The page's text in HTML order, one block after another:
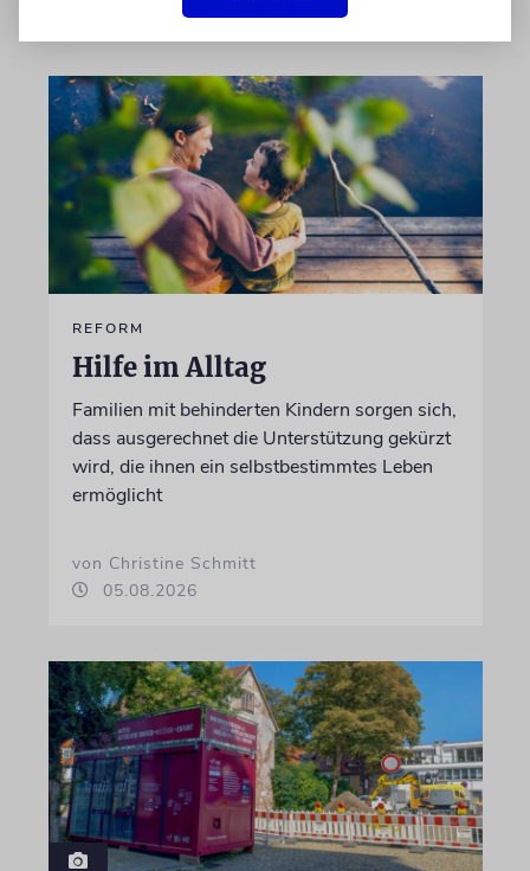
REFORM
Hilfe im Alltag
Familien mit behinderten Kindern sorgen sich,
dass ausgerechnet die Unterstützung gekürzt
wird, die ihnen ein selbstbestimmtes Leben
ermöglicht
von Christine Schmitt
05.08.2026